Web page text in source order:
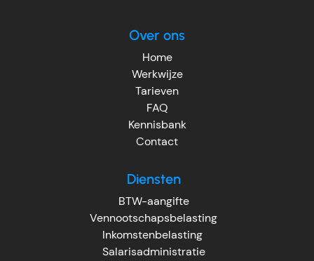
Over ons
Home
Werkwijze
Tarieven
FAQ
Kennisbank
Contact
Diensten
BTW-aangifte
Vennootschapsbelasting
Inkomstenbelasting
Salarisadministratie